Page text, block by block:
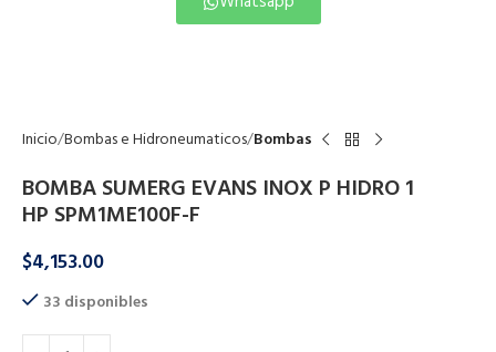
Inicio Bombas e Hidroneumaticos Bombas
BOMBA SUMERG EVANS INOX P HIDRO 1
HP SPM1ME100F-F
$4,153.00
33 disponibles